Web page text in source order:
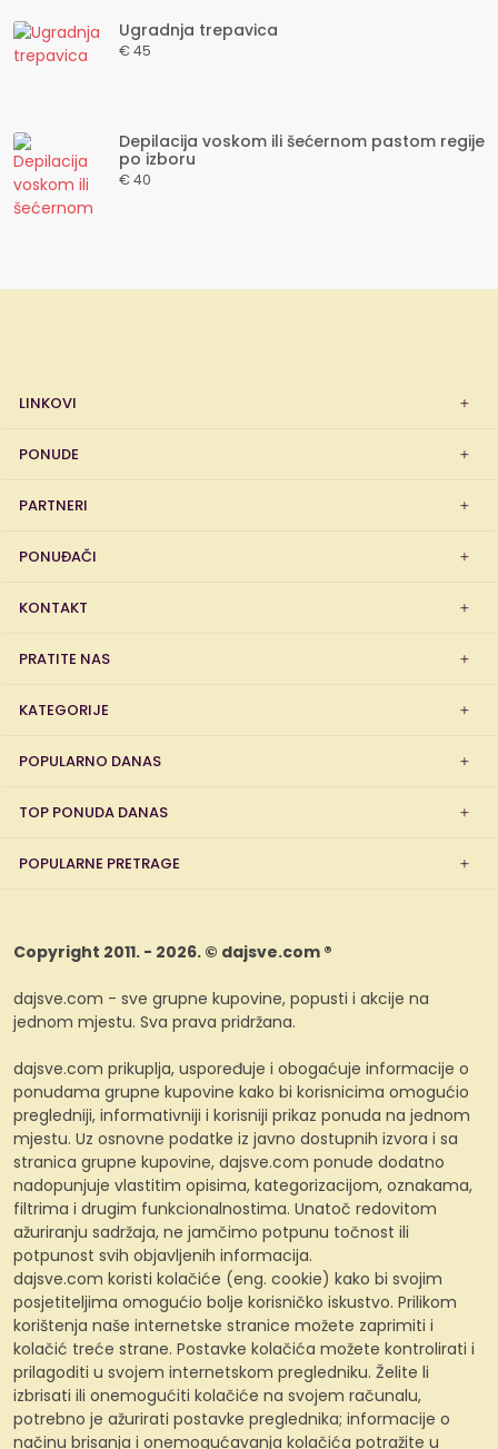
Ugradnja trepavica
€ 45
Depilacija voskom ili šećernom pastom regije
po izboru
€ 40
LINKOVI
PONUDE
PARTNERI
PONUĐAČI
KONTAKT
PRATITE NAS
KATEGORIJE
POPULARNO DANAS
TOP PONUDA DANAS
POPULARNE PRETRAGE
Copyright 2011. - 2026. © dajsve.com ®
dajsve.com - sve grupne kupovine, popusti i akcije na
jednom mjestu. Sva prava pridržana.
dajsve.com prikuplja, uspoređuje i obogaćuje informacije o
ponudama grupne kupovine kako bi korisnicima omogućio
pregledniji, informativniji i korisniji prikaz ponuda na jednom
mjestu. Uz osnovne podatke iz javno dostupnih izvora i sa
stranica grupne kupovine, dajsve.com ponude dodatno
nadopunjuje vlastitim opisima, kategorizacijom, oznakama,
filtrima i drugim funkcionalnostima. Unatoč redovitom
ažuriranju sadržaja, ne jamčimo potpunu točnost ili
potpunost svih objavljenih informacija.
dajsve.com koristi kolačiće (eng. cookie) kako bi svojim
posjetiteljima omogućio bolje korisničko iskustvo. Prilikom
korištenja naše internetske stranice možete zaprimiti i
kolačić treće strane. Postavke kolačića možete kontrolirati i
prilagoditi u svojem internetskom pregledniku. Želite li
izbrisati ili onemogućiti kolačiće na svojem računalu,
potrebno je ažurirati postavke preglednika; informacije o
načinu brisanja i onemogućavanja kolačića potražite u